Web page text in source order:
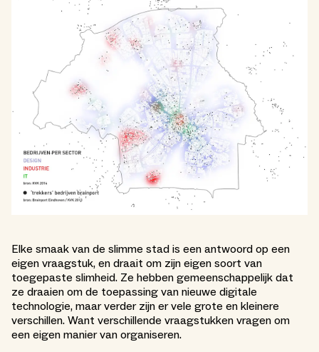
Elke smaak van de slimme stad is een antwoord op een
eigen vraagstuk, en draait om zijn eigen soort van
toegepaste slimheid. Ze hebben gemeenschappelijk dat
ze draaien om de toepassing van nieuwe digitale
technologie, maar verder zijn er vele grote en kleinere
verschillen. Want verschillende vraagstukken vragen om
een eigen manier van organiseren.